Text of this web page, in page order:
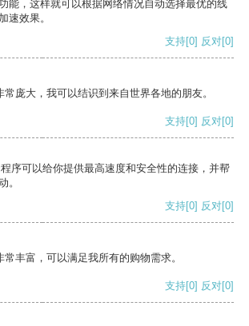
能，这样就可以根据网络情况自动选择最优的线
速效果。
支持[0] 反对[0]
庞大，我可以结识到来自世界各地的朋友。
支持[0] 反对[0]
序可以给你提供最高速度和安全性的连接，并帮
。
支持[0] 反对[0]
丰富，可以满足我所有的购物需求。
支持[0] 反对[0]